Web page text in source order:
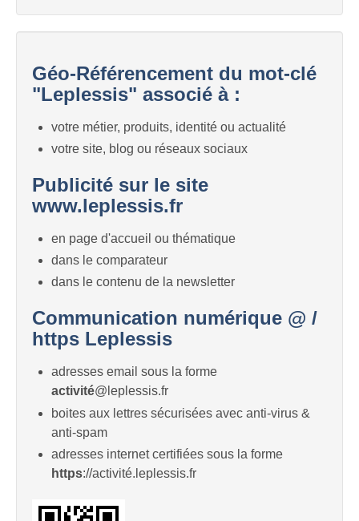
Géo-Référencement du mot-clé
"Leplessis" associé à :
votre métier, produits, identité ou actualité
votre site, blog ou réseaux sociaux
Publicité sur le site
www.leplessis.fr
en page d'accueil ou thématique
dans le comparateur
dans le contenu de la newsletter
Communication numérique @ /
https Leplessis
adresses email sous la forme
activité@leplessis.fr
boites aux lettres sécurisées avec anti-virus &
anti-spam
adresses internet certifiées sous la forme
https://activité.leplessis.fr